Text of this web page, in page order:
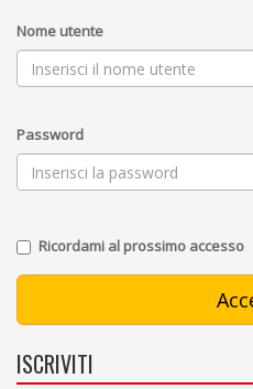
Nome utente
Password
Ricordami al prossimo accesso
ISCRIVITI